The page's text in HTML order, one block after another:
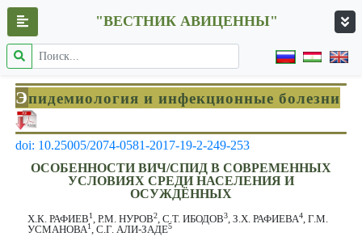
"ВЕСТНИК АВИЦЕННЫ"
Эпидемиология и инфекционные болезни
doi: 10.25005/2074-0581-2017-19-2-249-253
ОСОБЕННОСТИ ВИЧ/СПИД В СОВРЕМЕННЫХ
УСЛОВИЯХ СРЕДИ НАСЕЛЕНИЯ И
ОСУЖДЁННЫХ
Х.К. РАФИЕВ1, Р.М. НУРОВ2, С.Т. ИБОДОВ3, З.Х. РАФИЕВА4, Г.М.
УСМАНОВА1, С.Г. АЛИ-ЗАДЕ5